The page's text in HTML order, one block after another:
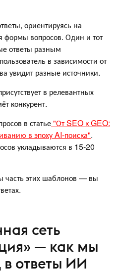
ориентируясь на
вопросов. Один и тот
ответы разным
в зависимости от
увидит разные источники.
в релевантных
конкурент.
в статье"От SEO к GEO:
в эпоху AI-поиска".
укладываются в 15-20
часть этих шаблонов — вы
сеть
— как мы
ответы ИИ